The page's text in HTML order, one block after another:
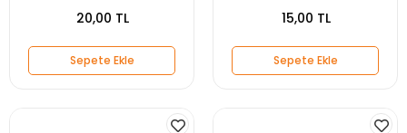
20,00 TL
Sepete Ekle
15,00 TL
Sepete Ekle